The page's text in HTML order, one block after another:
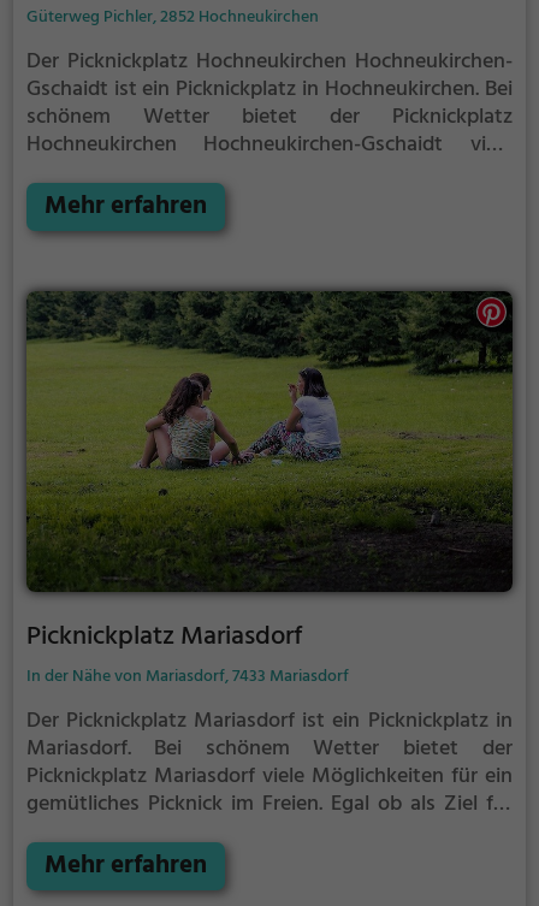
Güterweg Pichler, 2852 Hochneukirchen
Der Picknickplatz Hochneukirchen Hochneukirchen-
Gschaidt ist ein Picknickplatz in Hochneukirchen. Bei
schönem Wetter bietet der Picknickplatz
Hochneukirchen Hochneukirchen-Gschaidt viele
Mehr erfahren
Picknickplatz Mariasdorf
In der Nähe von Mariasdorf, 7433 Mariasdorf
Der Picknickplatz Mariasdorf ist ein Picknickplatz in
Mariasdorf. Bei schönem Wetter bietet der
Picknickplatz Mariasdorf viele Möglichkeiten für ein
gemütliches Picknick im Freien. Egal ob als Ziel für
zwischendurch, der Picknickplatz Mariasdorf ist der
perfekte Ort, um die Akkus wieder aufzutanken und
Mehr erfahren